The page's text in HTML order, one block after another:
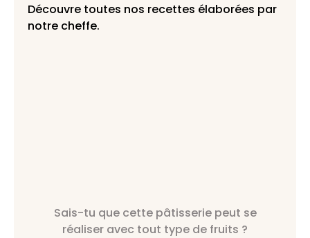
Découvre toutes nos recettes élaborées par
notre cheffe.
Sais-tu que cette pâtisserie peut se
réaliser avec tout type de fruits ?